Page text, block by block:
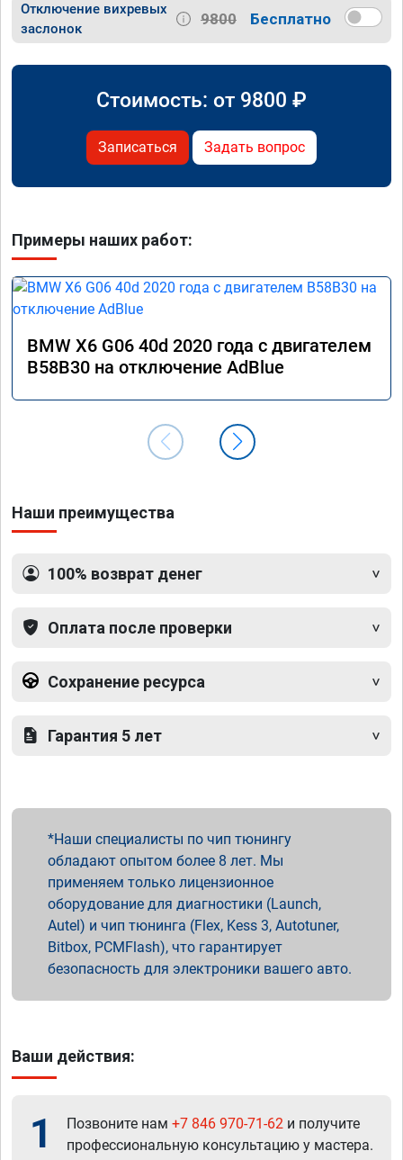
Отключение вихревых
заслонок
9800 Бесплатно
Стоимость: от 9800 ₽
Записаться Задать вопрос
Примеры наших работ:
BMW X6 G06 40d 2020 года с двигателем
B58B30 на отключение AdBlue
Наши преимущества
100% возврат денег
Оплата после проверки
Сохранение ресурса
Гарантия 5 лет
Наши специалисты по чип тюнингу
обладают опытом более 8 лет. Мы
применяем только лицензионное
оборудование для диагностики (Launch,
Autel) и чип тюнинга (Flex, Kess 3, Autotuner,
Bitbox, PCMFlash), что гарантирует
безопасность для электроники вашего авто.
Ваши действия:
1 Позвоните нам +7 846 970-71-62 и получите
профессиональную консультацию у мастера.